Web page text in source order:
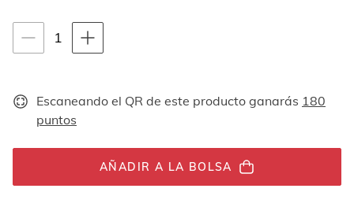
abajo
muestran
uno.
caso
Instrucciones de navegación por teclado
1
unidades
Escaneando el QR de este producto ganarás 180
puntos
AÑADIR A LA BOLSA